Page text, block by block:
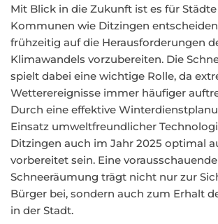
Mit Blick in die Zukunft ist es für
Kommunen wie Ditzingen
frühzeitig auf die Herausforderungen
Klimawandels vorzubereiten. Die
spielt dabei eine wichtige Rolle, da
Wetterereignisse immer häufiger
Durch eine effektive
Einsatz umweltfreundlicher
Ditzingen auch im Jahr 2025 optimal
vorbereitet sein. Eine vorausschauende
Schneeräumung trägt nicht nur zur
Bürger bei, sondern auch zum Erhalt
in der Stadt.